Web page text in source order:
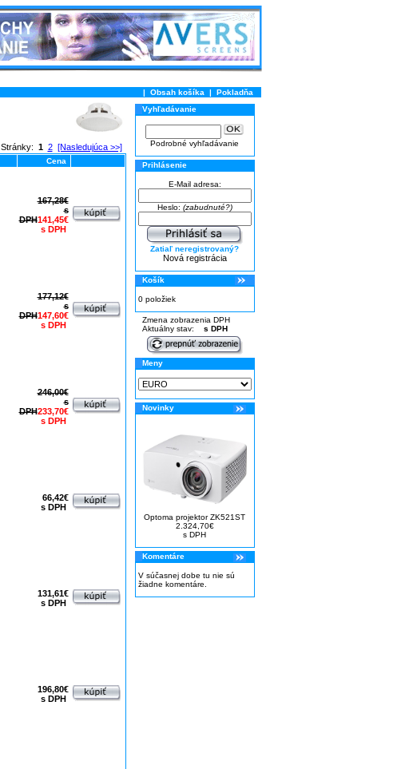
| Obsah košíka | Pokladňa
Stránky: 1 2 [Nasledujúca >>]
Cena
167,28€
s
DPH141,45€
s DPH
177,12€
s
DPH147,60€
s DPH
246,00€
s
DPH233,70€
s DPH
66,42€
s DPH
131,61€
s DPH
196,80€
s DPH
Vyhľadávanie
Podrobné vyhľadávanie
Prihlásenie
E-Mail adresa:
Heslo: (zabudnuté?)
Zatiaľ neregistrovaný?
Nová registrácia
Košík
0 položiek
Zmena zobrazenia DPH
Aktuálny stav: s DPH
Meny
Novinky
Optoma projektor ZK521ST
2.324,70€
s DPH
Komentáre
V súčasnej dobe tu nie sú
žiadne komentáre.